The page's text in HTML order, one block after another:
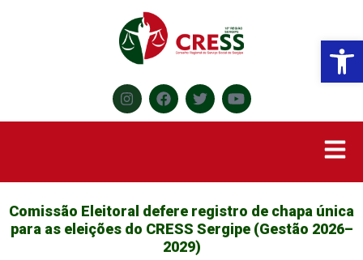
Comissão Eleitoral defere registro de chapa única
para as eleições do CRESS Sergipe (Gestão 2026–
2029)